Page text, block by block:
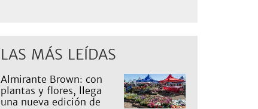
LAS MÁS LEÍDAS
Almirante Brown: con
plantas y flores, llega
una nueva edición de